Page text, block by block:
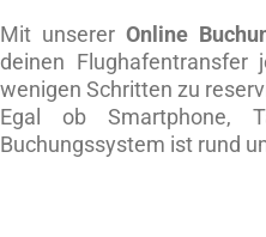
Mit unsererOnline
deinen
wenigen Schritten zu
Egal ob Smartphone,
Buchungssystem ist rund